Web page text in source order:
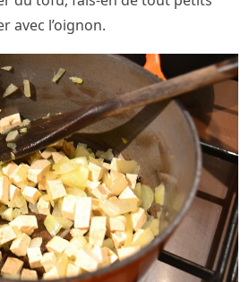
avec l’oignon.